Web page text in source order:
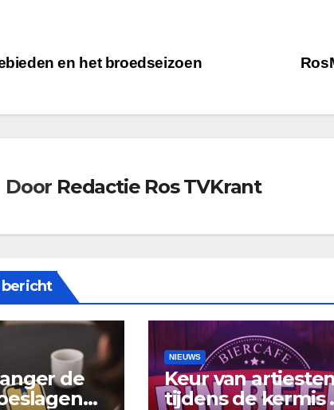
en het broedseizoen
Door Redactie Ros TVKrant
bericht
de
NIEUWS
Keur van
tijdens de kermis